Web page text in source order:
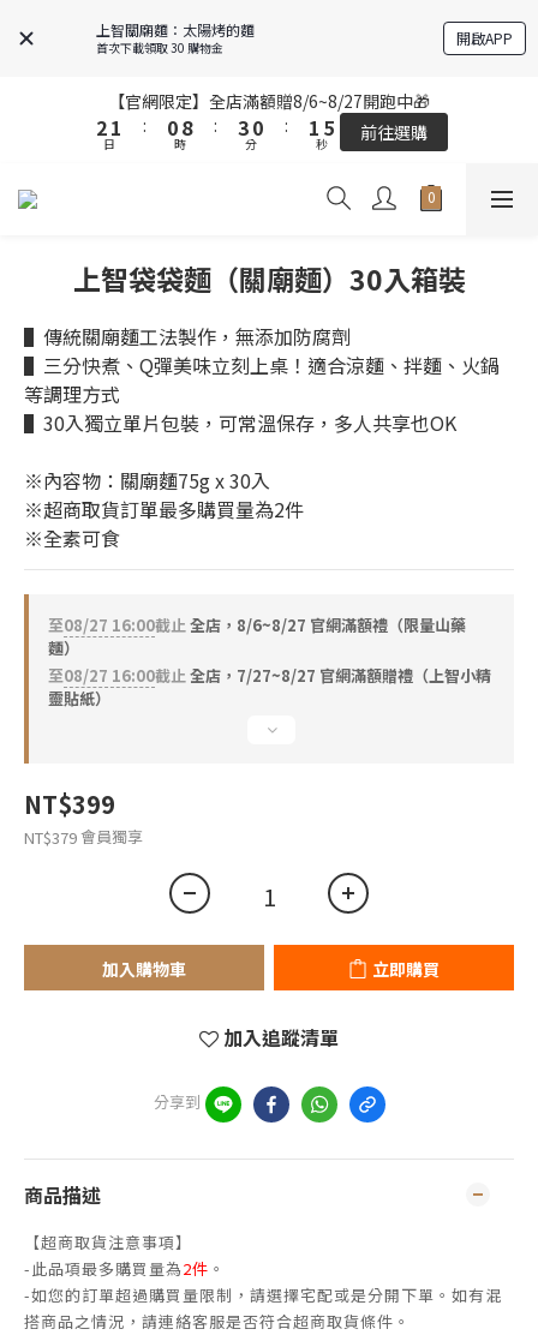
上智關廟麵：太陽烤的麵
首次下載領取 30 購物金 開啟APP
【官網限定】全店滿額贈8/6~8/27開跑中🎁
6
5
2
1
5
4
2
1
0
日
:
4
3
1
0
9
8
7
3
2
0
時
:
7
4
3
2
4
1
0
分
:
2
1
0
6
5
4
3
2
0
秒 前往選購
【官網限定】全店滿額贈8/6~8/27開跑中🎁
6
5
2
1
5
4
2
1
0
日
:
4
3
1
0
9
8
7
3
2
0
時
:
7
4
3
2
4
1
0
分
:
2
1
0
6
5
4
3
2
0
秒 前往選購
全站超商取貨滿439元免運 / 宅配滿千免運
【結帳提醒】下單前請再次確認品項及數量。修改、取消訂單請洽
【官網限定】全店滿額贈8/6~8/27開跑中🎁
6
4
3
2
1
0
5
3
2
1
0
日
9
4
2
19
7
6
4
3
1
7
5
4
2
1
9
4
2
1
5
3
2
0
9
7
6
上智袋袋麵（關廟麵）30入箱裝
▌傳統關廟麵工法製作，無添加防腐劑
▌三分快煮、Q彈美味立刻上桌！適合涼麵、拌麵、火鍋
等調理方式
▌30入獨立單片包裝，可常溫保存，多人共享也OK
※內容物：關廟麵75g x 30入
※超商取貨訂單最多購買量為2件
※全素可食
至08/27 16:00截止全店，8/6~8/27 官網滿額禮（限量山藥
麵）
至08/27 16:00截止全店，7/27~8/27 官網滿額贈禮（上智小精
靈貼紙）
NT$399
NT$379會員獨享
加入購物車 立即購買
加入追蹤清單
分享到
商品描述
【超商取貨注意事項】
-此品項最多購買量為2件 。
-如您的訂單超過購買量限制，請選擇宅配或是分開下單。如有混
搭商品之情況，請連絡客服是否符合超商取貨條件。